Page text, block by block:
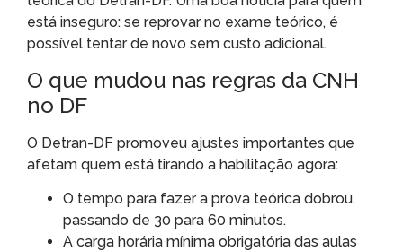
está inseguro: se reprovar no exame teórico, é
possível tentar de novo sem custo adicional.
O que mudou nas regras da CNH
no DF
O Detran-DF promoveu ajustes importantes que
afetam quem está tirando a habilitação agora:
O tempo para fazer a prova teórica dobrou,
passando de 30 para 60 minutos.
A carga horária mínima obrigatória das aulas